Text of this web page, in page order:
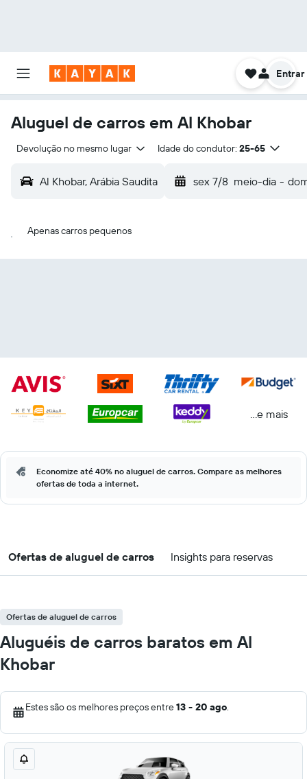
Entrar
Aluguel de carros em Al Khobar
Devolução no mesmo lugar Idade do condutor: 25-65
Al Khobar, Arábia Saudita sex 7/8 meio-dia -
Apenas carros pequenos
...e mais
Economize até 40% no aluguel de carros. Compare as melhores
ofertas de toda a internet.
Ofertas de aluguel de carros Insights para reservas
Ofertas de aluguel de carros
Aluguéis de carros baratos em Al
Khobar
Estes são os melhores preços entre13 - 20 ago.